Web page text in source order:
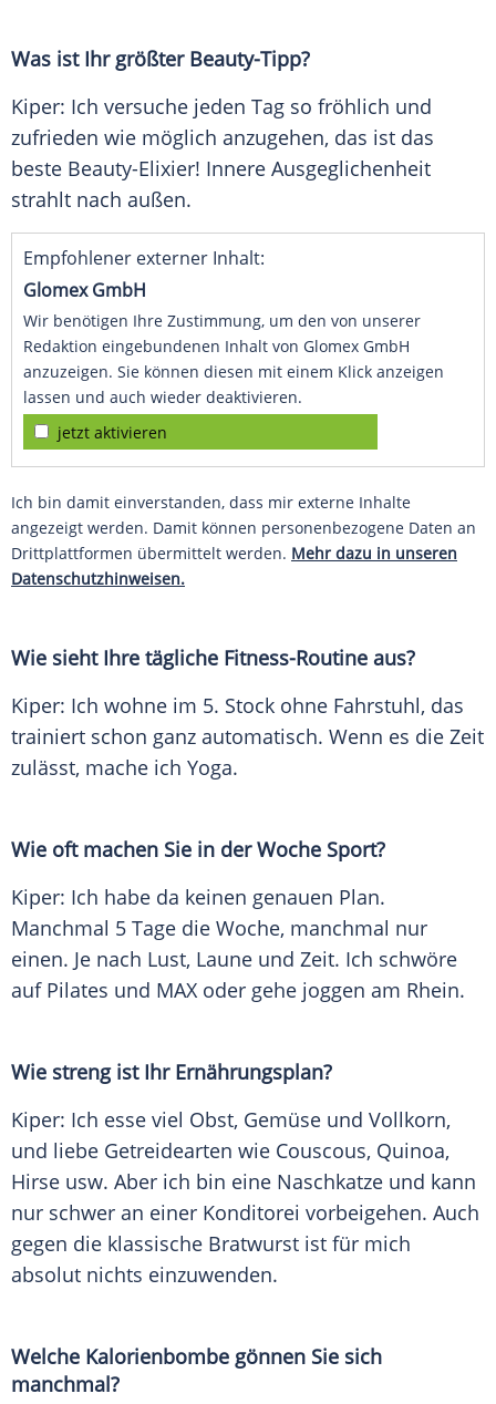
Was ist Ihr größter Beauty-Tipp?
Kiper: Ich versuche jeden Tag so fröhlich und
zufrieden wie möglich anzugehen, das ist das
beste Beauty-Elixier! Innere Ausgeglichenheit
strahlt nach außen.
Empfohlener externer Inhalt:
Glomex GmbH
Wir benötigen Ihre Zustimmung, um den von unserer
Redaktion eingebundenen Inhalt von Glomex GmbH
anzuzeigen. Sie können diesen mit einem Klick anzeigen
lassen und auch wieder deaktivieren.
jetzt aktivieren
Ich bin damit einverstanden, dass mir externe Inhalte
angezeigt werden. Damit können personenbezogene Daten an
Drittplattformen übermittelt werden. Mehr dazu in unseren
Datenschutzhinweisen.
Wie sieht Ihre tägliche Fitness-Routine aus?
Kiper: Ich wohne im 5. Stock ohne Fahrstuhl, das
trainiert schon ganz automatisch. Wenn es die Zeit
zulässt, mache ich Yoga.
Wie oft machen Sie in der Woche Sport?
Kiper: Ich habe da keinen genauen Plan.
Manchmal 5 Tage die Woche, manchmal nur
einen. Je nach Lust, Laune und Zeit. Ich schwöre
auf Pilates und MAX oder gehe joggen am Rhein.
Wie streng ist Ihr Ernährungsplan?
Kiper: Ich esse viel Obst, Gemüse und Vollkorn,
und liebe Getreidearten wie Couscous, Quinoa,
Hirse usw. Aber ich bin eine Naschkatze und kann
nur schwer an einer Konditorei vorbeigehen. Auch
gegen die klassische Bratwurst ist für mich
absolut nichts einzuwenden.
Welche Kalorienbombe gönnen Sie sich
manchmal?